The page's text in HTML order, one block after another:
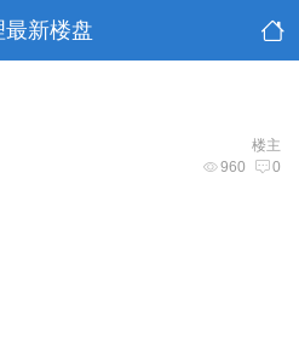
最新楼盘
楼主
960 0